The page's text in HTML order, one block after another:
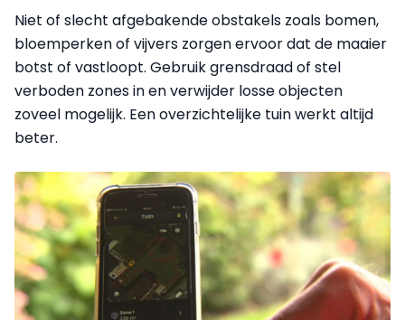
Niet of slecht afgebakende obstakels zoals bomen,
bloemperken of vijvers zorgen ervoor dat de maaier
botst of vastloopt. Gebruik grensdraad of stel
verboden zones in en verwijder losse objecten
zoveel mogelijk. Een overzichtelijke tuin werkt altijd
beter.